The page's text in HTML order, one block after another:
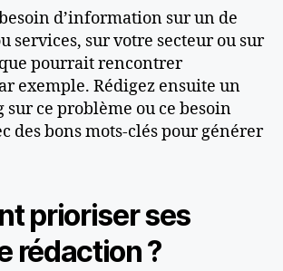
d’information sur un de
services, sur votre secteur ou sur
pourrait rencontrer
exemple. Rédigez ensuite un
sur ce problème ou ce besoin
des bons mots-clés pour générer
prioriser ses
rédaction ?